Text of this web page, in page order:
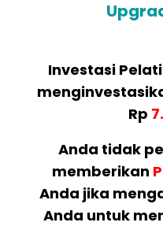
Investasi
Rp
Anda tidak
memberikan
Anda jika
Anda untuk